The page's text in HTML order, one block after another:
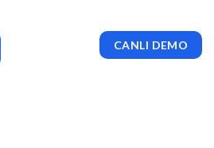
CANLI DEMO